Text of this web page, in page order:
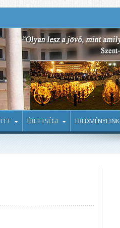
ÉRETTSÉGI EREDMÉNYEINK